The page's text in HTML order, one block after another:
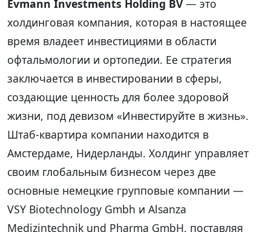
Evmann Investments Holding BV— это
холдинговая компания, которая в настоящее
время владеет инвестициями в области
офтальмологии и ортопедии. Ее стратегия
заключается в инвестировании в сферы,
создающие ценность для более здоровой
жизни, под девизом «Инвестируйте в жизнь».
Штаб-квартира компании находится в
Амстердаме, Нидерланды. Холдинг управляет
своим глобальным бизнесом через две
основные немецкие групповые компании —
VSY Biotechnology Gmbh и Alsanza
Medizintechnik und Pharma GmbH, поставляя